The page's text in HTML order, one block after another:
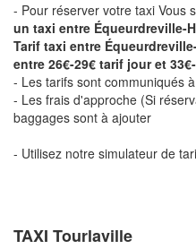
- Pour réserver votre taxi Vous
un taxi entre Équeurdreville-
Tarif taxi entre
entre 26€-29€ tarif jour et
- Les tarifs sont communiqués
- Les frais d'approche (Si
baggages sont à ajouter
- Utilisez notre simulateur de
TAXI Tourlaville